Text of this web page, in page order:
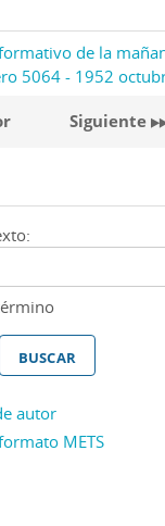
de la
5064 - 1952
Siguiente
autor
METS